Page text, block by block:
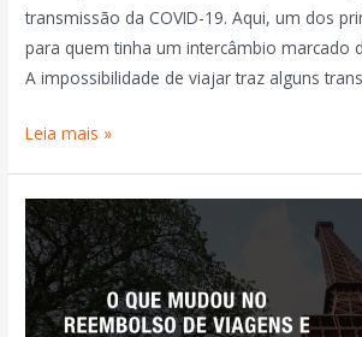
transmissão da COVID-19. Aqui, um dos
para quem tinha um intercâmbio marcado
A impossibilidade de viajar traz alguns
Leia mais »